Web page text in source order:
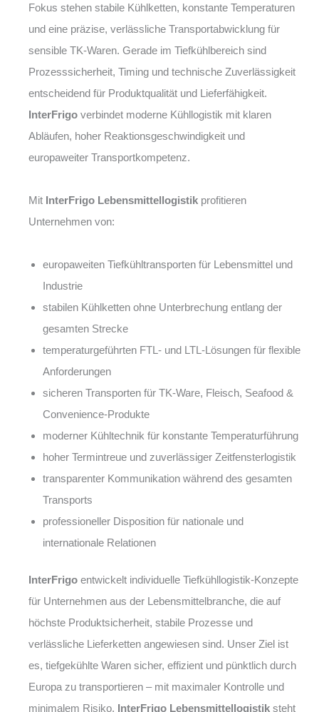
Fokus stehen stabile Kühlketten, konstante Temperaturen
und eine präzise, verlässliche Transportabwicklung für
sensible TK-Waren. Gerade im Tiefkühlbereich sind
Prozesssicherheit, Timing und technische Zuverlässigkeit
entscheidend für Produktqualität und Lieferfähigkeit.
InterFrigo verbindet moderne Kühllogistik mit klaren
Abläufen, hoher Reaktionsgeschwindigkeit und
europaweiter Transportkompetenz.
Mit InterFrigo Lebensmittellogistik profitieren
Unternehmen von:
europaweiten Tiefkühltransporten für Lebensmittel und
Industrie
stabilen Kühlketten ohne Unterbrechung entlang der
gesamten Strecke
temperaturgeführten FTL- und LTL-Lösungen für flexible
Anforderungen
sicheren Transporten für TK-Ware, Fleisch, Seafood &
Convenience-Produkte
moderner Kühltechnik für konstante Temperaturführung
hoher Termintreue und zuverlässiger Zeitfensterlogistik
transparenter Kommunikation während des gesamten
Transports
professioneller Disposition für nationale und
internationale Relationen
InterFrigo entwickelt individuelle Tiefkühllogistik-Konzepte
für Unternehmen aus der Lebensmittelbranche, die auf
höchste Produktsicherheit, stabile Prozesse und
verlässliche Lieferketten angewiesen sind. Unser Ziel ist
es, tiefgekühlte Waren sicher, effizient und pünktlich durch
Europa zu transportieren – mit maximaler Kontrolle und
minimalem Risiko. InterFrigo Lebensmittellogistik steht